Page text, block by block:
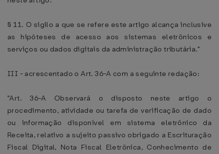
§ 11. O sigilo a que se refere este artigo alcança inclusive
as hipóteses de acesso aos sistemas eletrônicos e
serviços ou dados digitais da administração tributária."
III - acrescentado o Art. 36-A com a seguinte redação:
"Art. 36-A Observará o disposto neste artigo o
procedimento, atividade ou tarefa de verificação de dado
ou informação disponível em sistema eletrônico da
Receita, relativo a sujeito passivo obrigado a Escrituração
Fiscal Digital, Nota Fiscal Eletrônica, Conhecimento de